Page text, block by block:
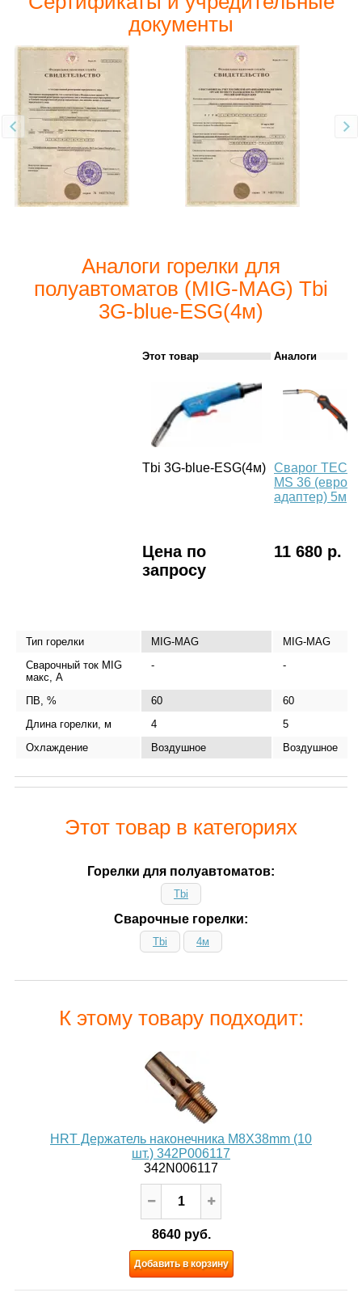
документы
Аналоги горелки для
полуавтоматов (MIG-MAG) Tbi
3G-blue-ESG(4м)
Этот товар Аналоги
Tbi 3G-blue-ESG(4м) Сварог TECH
MS 36 (евро
адаптер) 5м
Цена по
запросу
11 680 р.
Тип горелки MIG-MAG
MIG-MAG
Сварочный ток MIG
макс, А
- -
ПВ, % 60
60
Длина горелки, м
4
5
Охлаждение
Воздушное Воздушное
Этот товар в категориях
Горелки для полуавтоматов:
Tbi
Сварочные горелки:
Tbi 4м
К этому товару подходит:
HRT Держатель наконечника М8X38mm (10
шт.) 342P006117
342N006117
8640 руб.
Добавить в корзину